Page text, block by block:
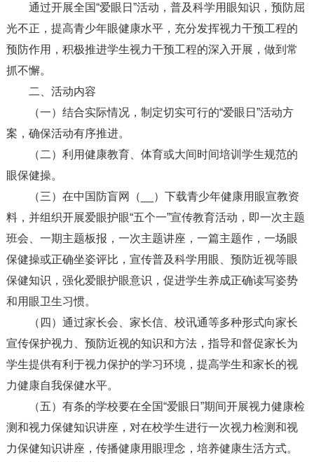
通过开展全国“爱眼日”活动，普及科学用眼知识，预防屈
光不正，提高青少年眼健康水平，充分发挥视力干预工程的
预防作用，积极推进学生视力干预工程的深入开展，做到常
抓不懈。
二、活动内容
（一）结合实际情况，制定切实可行的“爱眼日”活动方
案，确保活动有序推进。
（二）利用健康教育、体育或大间时间培训学生规范的
眼保健操。
（三）在中国防盲网（__）下载青少年健康用眼宣教资
料，并组织开展爱眼护眼“五个一”宣传教育活动，即一次主题
班会、一期主题板报，一次主题讲座，一篇主题作，一场眼
保健操或正确坐姿评比，宣传普及科学用眼、预防近视等眼
保健知识，强化爱眼护眼意识，促进学生养成正确读写姿势
和用眼卫生习惯。
（四）通过家长会、家长信、校讯通等多种形式向家长
宣传保护视力、预防近视的知识和方法，指导和督促家长为
学生提供有利于视力保护的学习环境，提高学生和家长的视
力健康自我保健水平。
（五）有条的学校要在全国“爱眼日”期间开展视力健康检
测和视力保健知识讲座，对在校学生进行一次视力检测和视
力保健知识讲座，传播健康用眼理念，培养健康生活方式。